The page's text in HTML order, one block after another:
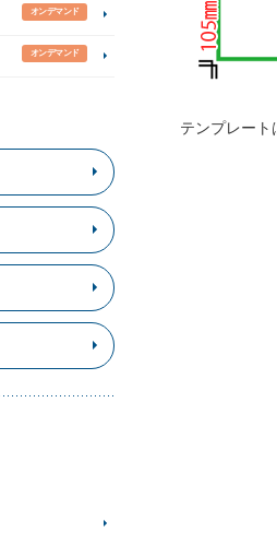
テンプレー
オンデマンド
オンデマンド